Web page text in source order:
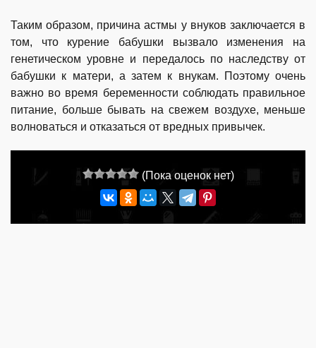
Таким образом, причина астмы у внуков заключается в
том, что курение бабушки вызвало изменения на
генетическом уровне и передалось по наследству от
бабушки к матери, а затем к внукам. Поэтому очень
важно во время беременности соблюдать правильное
питание, больше бывать на свежем воздухе, меньше
волноваться и отказаться от вредных привычек.
(Пока оценок нет)